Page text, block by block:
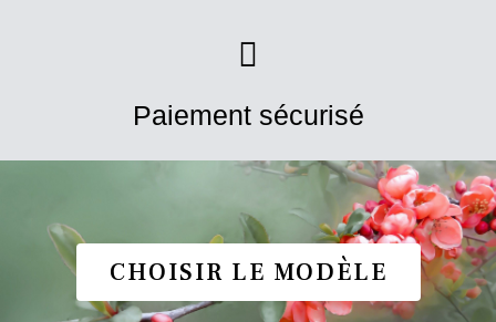
Paiement sécurisé
CHOISIR LE MODÈLE